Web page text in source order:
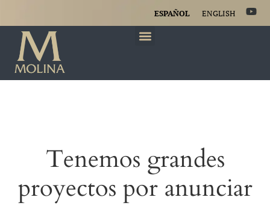
ESPAÑOL ENGLISH
Tenemos grandes
proyectos por anunciar